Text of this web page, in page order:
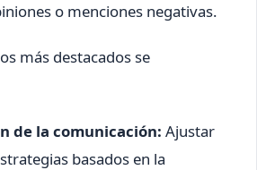
o menciones negativas.
más destacados se
de la comunicación: Ajustar
basados en la